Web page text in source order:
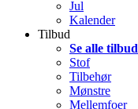
Jul
Kalender
Tilbud
Se alle tilbud
Stof
Tilbehør
Mønstre
Mellemfoer